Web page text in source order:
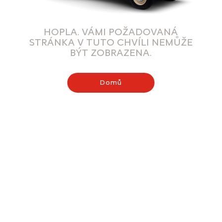
HOPLA. VÁMI POŽADOVANÁ
STRÁNKA V TUTO CHVÍLI NEMŮŽE
BÝT ZOBRAZENA.
Domů